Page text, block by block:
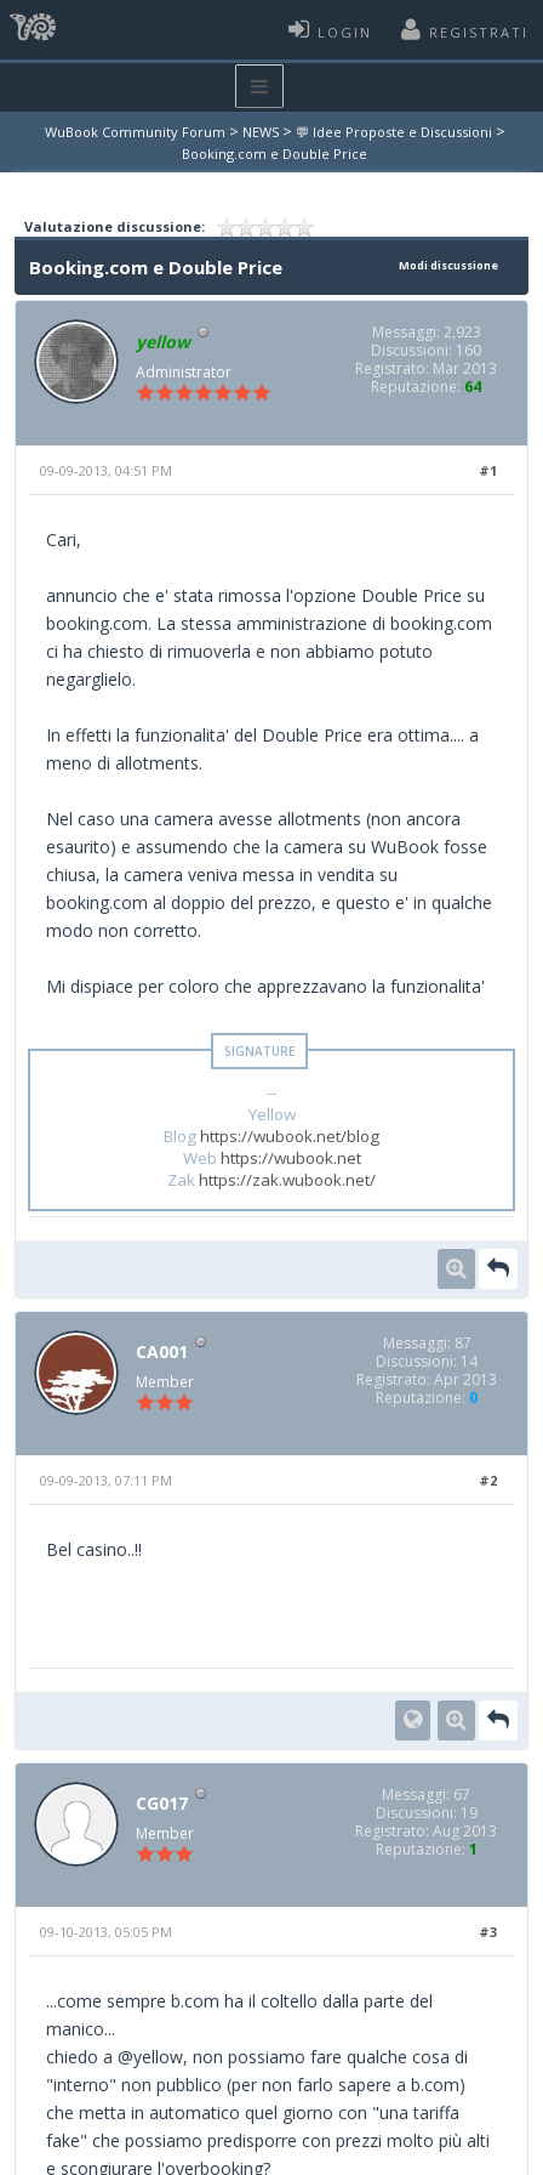
LOGIN REGISTRATI
WuBook Community Forum > NEWS > 💬 Idee Proposte e Discussioni >
Booking.com e Double Price
Valutazione discussione:
Modi discussione
Booking.com e Double Price
yellow
Administrator
Messaggi: 2,923
Discussioni: 160
Registrato: Mar 2013
Reputazione: 64
#1
09-09-2013, 04:51 PM
Cari,
annuncio che e' stata rimossa l'opzione Double Price su
booking.com. La stessa amministrazione di booking.com
ci ha chiesto di rimuoverla e non abbiamo potuto
negarglielo.
In effetti la funzionalita' del Double Price era ottima.... a
meno di allotments.
Nel caso una camera avesse allotments (non ancora
esaurito) e assumendo che la camera su WuBook fosse
chiusa, la camera veniva messa in vendita su
booking.com al doppio del prezzo, e questo e' in qualche
modo non corretto.
Mi dispiace per coloro che apprezzavano la funzionalita'
--
Yellow
Bloghttps://wubook.net/blog
Web https://wubook.net
Zakhttps://zak.wubook.net/
CA001
Member
Messaggi: 87
Discussioni: 14
Registrato: Apr 2013
Reputazione: 0
#2
09-09-2013, 07:11 PM
Bel casino..!!
CG017
Member
Messaggi: 67
Discussioni: 19
Registrato: Aug 2013
Reputazione: 1
#3
09-10-2013, 05:05 PM
...come sempre b.com ha il coltello dalla parte del
manico...
chiedo a @yellow, non possiamo fare qualche cosa di
"interno" non pubblico (per non farlo sapere a b.com)
che metta in automatico quel giorno con "una tariffa
fake" che possiamo predisporre con prezzi molto più alti
e scongiurare l'overbooking?